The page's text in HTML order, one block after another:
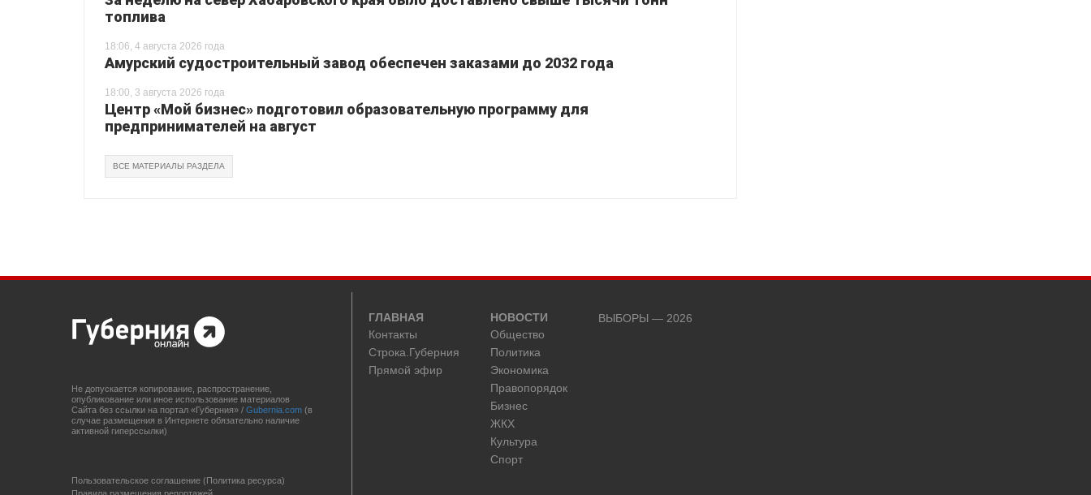
топлива
18:06, 4 августа 2026 года
Амурский судостроительный завод обеспечен заказами до 2032 года
18:00, 3 августа 2026 года
Центр «Мой бизнес» подготовил образовательную программу для
предпринимателей на август
ВСЕ МАТЕРИАЛЫ РАЗДЕЛА
Не допускается копирование, распространение,
опубликование или иное использование материалов
Сайта без ссылки на портал «Губерния» / Gubernia.com (в
случае размещения в Интернете обязательно наличие
активной гиперссылки)
Пользовательское соглашение (Политика ресурса)
ГЛАВНАЯ
Контакты
Строка.Губерния
Прямой эфир
НОВОСТИ
Общество
Политика
Экономика
Правопорядок
Бизнес
ЖКХ
Культура
Спорт
ВЫБОРЫ — 2026